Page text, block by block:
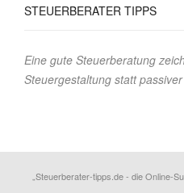
STEUERBERATER TIPPS
Eine gute Steuerberatung
Steuergestaltung statt
„Steuerberater-tipps.de - die Online-